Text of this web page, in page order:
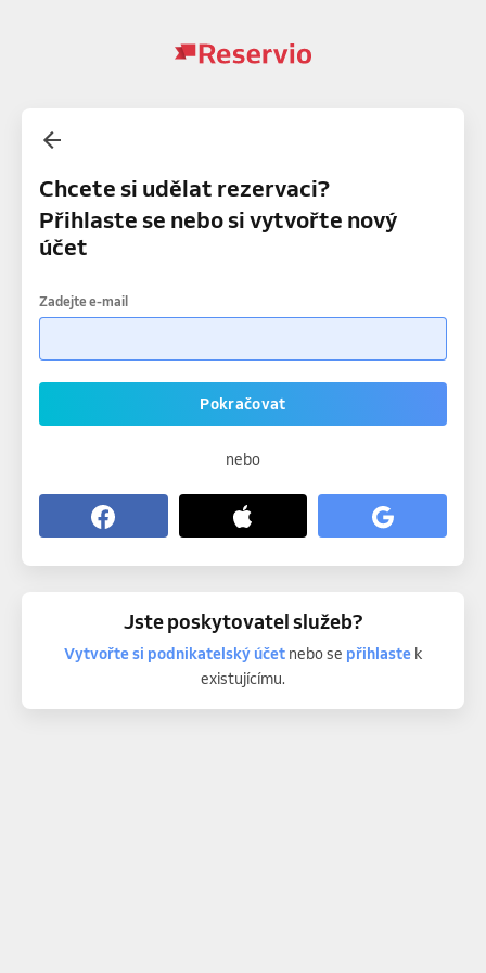
Chcete si udělat rezervaci?
Přihlaste se nebo si vytvořte nový
účet
Zadejte e-mail
Pokračovat
nebo
Jste poskytovatel služeb?
Vytvořte si podnikatelský účetnebo se přihlastek
existujícímu.